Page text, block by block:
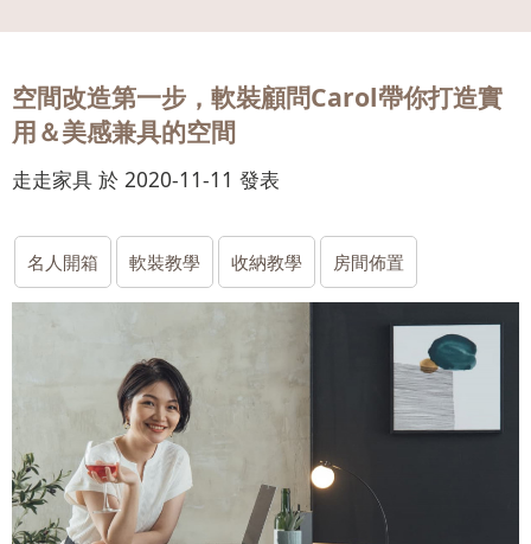
會員登入
空間改造第一步，軟裝顧問Carol帶你打造實
用＆美感兼具的空間
走走家具 於 2020-11-11 發表
名人開箱 軟裝教學 收納教學 房間佈置